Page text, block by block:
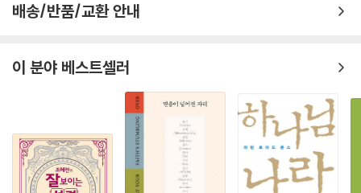
서원 23,22-24 _187
혼인과 병역 면제 24,5 _189
품팔이꾼 24,10-16 _192
과부 24,17-22 _194
매질 25,1-3 _194
지만 이런 법전들이 사법기관에 전례前例를 제공하려고 만들어졌다면,
에서 발견되는 야훼 예배의 중앙집중화에 대한 증거는 일관되지 않고 상충
된다. 고고학 연구는 아랏과 브에르 세바에 있던 야훼 성소는 폐쇄되었지
만, 이집트 남부 엘레판틴섬에 있던 야훼 성소는 그렇지 않았음을 보여 준
다. 더구나 히즈키야가 유다의 독립을 선포(기원전 705)한 후 아시리아가
침공하기 전까지 유다에 있는 다른 공식 지역 성소들이 폐쇄되었다는 증거
라 고대근동학과 문화사적 접근을 결합한 폭넓은 시각으로 신명기를 접근
해의 길이 열릴 것입니다.
배송/반품/교환 안내
이 분야 베스트셀러